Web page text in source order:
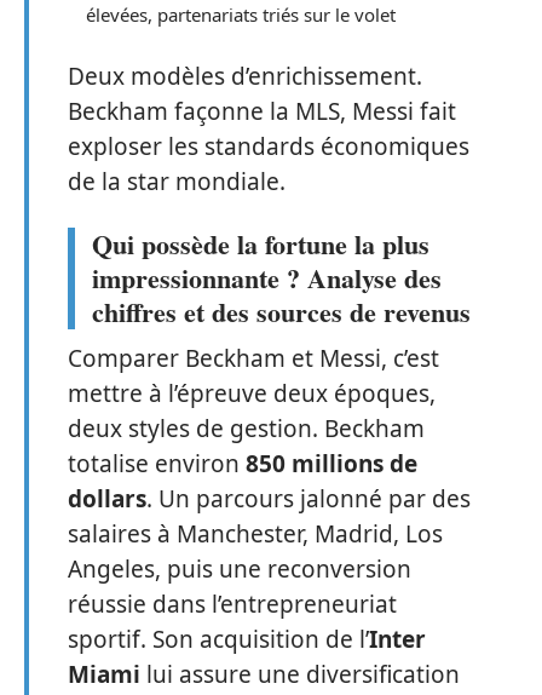
élevées, partenariats triés sur le volet
Deux modèles d’enrichissement.
Beckham façonne la MLS, Messi fait
exploser les standards économiques
de la star mondiale.
Qui possède la fortune la plus
impressionnante ? Analyse des
chiffres et des sources de revenus
Comparer Beckham et Messi, c’est
mettre à l’épreuve deux époques,
deux styles de gestion. Beckham
totalise environ 850 millions de
dollars. Un parcours jalonné par des
salaires à Manchester, Madrid, Los
Angeles, puis une reconversion
réussie dans l’entrepreneuriat
sportif. Son acquisition de l’Inter
Miami lui assure une diversification